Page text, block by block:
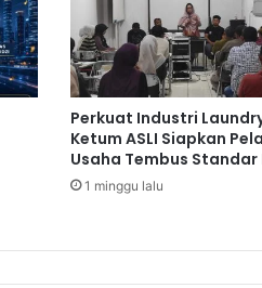
Perkuat Industri
Ketum ASLI Siapkan
Usaha Tembus Standar
1 minggu lalu